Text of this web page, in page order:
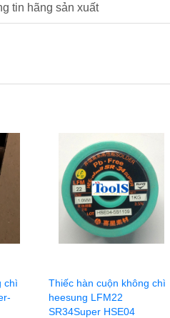
tin hãng sản xuất
chì
Thiếc hàn cuộn không chì
heesung LFM22
SR34Super HSE04